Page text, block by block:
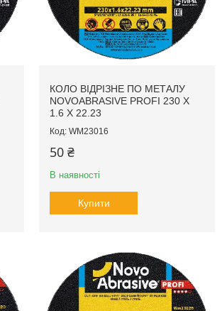
КОЛО ВІДРІЗНЕ ПО МЕТАЛУ
NOVOABRASIVE PROFI 230 X
1.6 X 22.23
WM23016
50 ₴
В наявності
Купити